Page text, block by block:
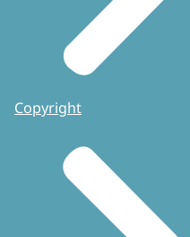
Copyright